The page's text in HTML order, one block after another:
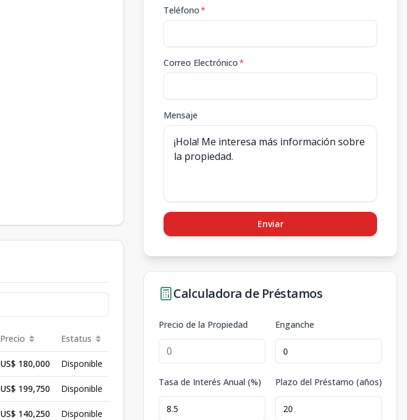
Precio Estatus
US$ 180,000 Disponible
US$ 199,750 Disponible
US$ 140,250 Disponible
Teléfono*
Correo Electrónico*
Mensaje
Enviar
Calculadora de Préstamos
Precio de la Propiedad Enganche
Tasa de Interés Anual (%) Plazo del Préstamo (años)